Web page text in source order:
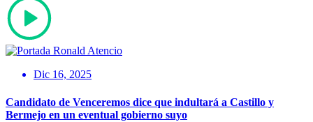
Dic 16, 2025
Candidato de Venceremos dice que indultará a Castillo y
Bermejo en un eventual gobierno suyo